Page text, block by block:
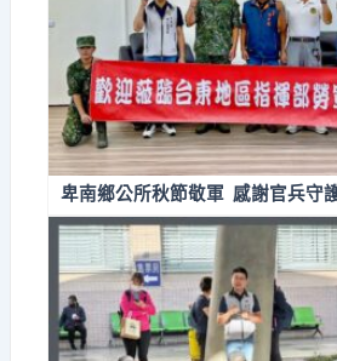
卑南鄉公所秋節敬軍 感謝官兵守